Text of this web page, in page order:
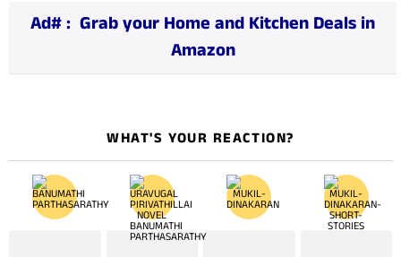
Ad# : Grab your Home and Kitchen Deals in
Amazon
WHAT'S YOUR REACTION?